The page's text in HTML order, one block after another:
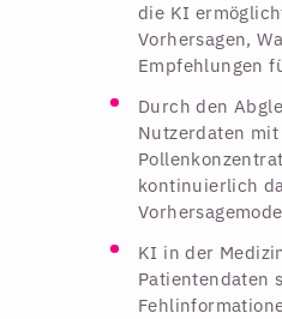
die KI
Vorhersagen,
Empfehlungen
Durch den
Nutzerdaten mit
kontinuierlich
KI in der
Patientendaten